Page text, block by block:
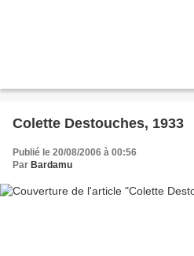
Colette Destouches, 1933
Publié le 20/08/2006 à 00:56
Par Bardamu